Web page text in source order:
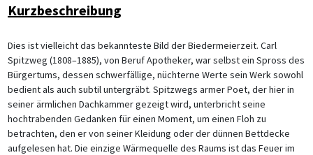
Kurzbeschreibung
Dies ist vielleicht das bekannteste Bild der Biedermeierzeit. Carl
Spitzweg (1808–1885), von Beruf Apotheker, war selbst ein Spross des
Bürgertums, dessen schwerfällige, nüchterne Werte sein Werk sowohl
bedient als auch subtil untergräbt. Spitzwegs armer Poet, der hier in
seiner ärmlichen Dachkammer gezeigt wird, unterbricht seine
hochtrabenden Gedanken für einen Moment, um einen Floh zu
betrachten, den er von seiner Kleidung oder der dünnen Bettdecke
aufgelesen hat. Die einzige Wärmequelle des Raums ist das Feuer im